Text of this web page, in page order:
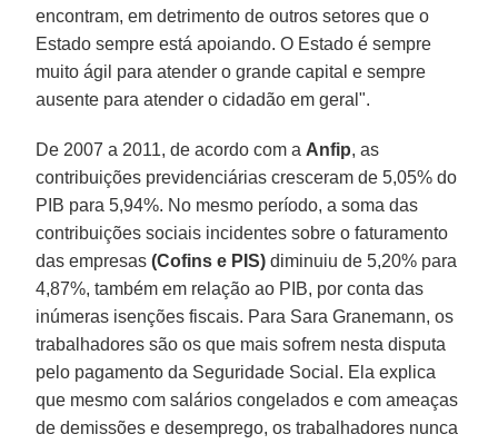
encontram, em detrimento de outros setores que o
Estado sempre está apoiando. O Estado é sempre
muito ágil para atender o grande capital e sempre
ausente para atender o cidadão em geral".
De 2007 a 2011, de acordo com a Anfip, as
contribuições previdenciárias cresceram de 5,05% do
PIB para 5,94%. No mesmo período, a soma das
contribuições sociais incidentes sobre o faturamento
das empresas(Cofins e PIS) diminuiu de 5,20% para
4,87%, também em relação ao PIB, por conta das
inúmeras isenções fiscais. Para Sara Granemann, os
trabalhadores são os que mais sofrem nesta disputa
pelo pagamento da Seguridade Social. Ela explica
que mesmo com salários congelados e com ameaças
de demissões e desemprego, os trabalhadores nunca